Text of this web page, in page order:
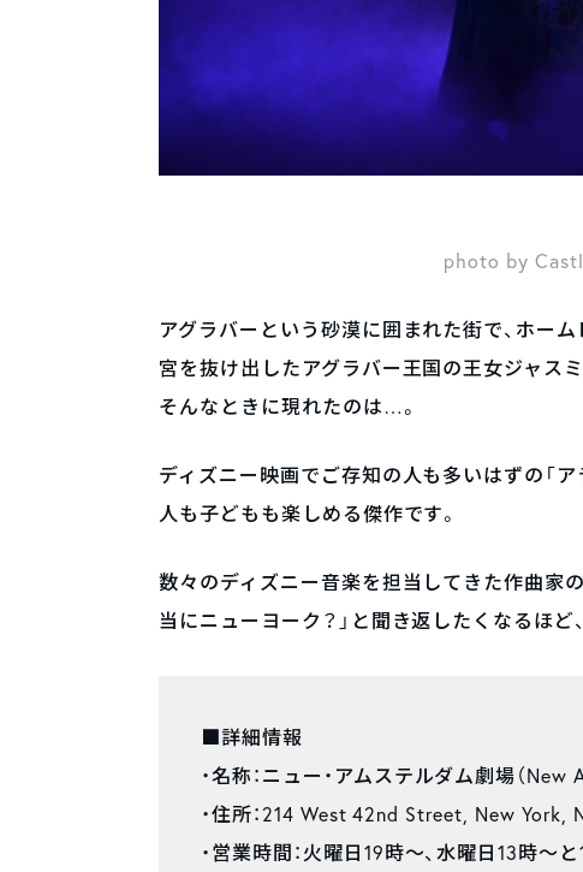
photo by
アグラバーという砂漠に囲まれた街で、ホー
宮を抜け出したアグラバー王国の王女ジャス
そんなときに現れたのは…。
ディズニー映画でご存知の人も多いはずの「
人も子どもも楽しめる傑作です。
数々のディズニー音楽を担当してきた作曲家
当にニューヨーク？」と聞き返したくなるほ
■詳細情報
・名称：ニュー・アムステルダム劇場（
・住所：214 West 42nd Street, New York,
・営業時間：火曜日19時～、水曜日13時～